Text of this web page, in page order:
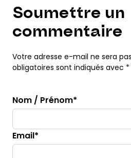
Soumettre un
commentaire
Votre adresse e-mail ne sera
obligatoires sont indiqués avec *
Nom / Prénom*
Email*